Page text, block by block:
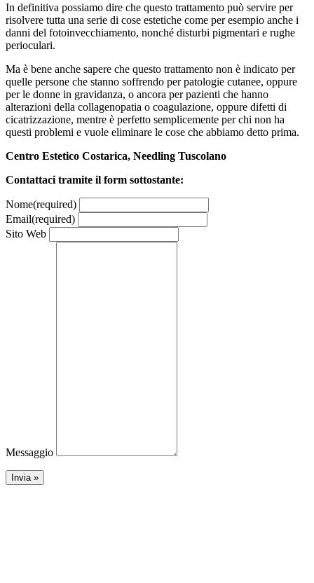
In definitiva possiamo dire che questo trattamento può servire per
risolvere tutta una serie di cose estetiche come per esempio anche i
danni del fotoinvecchiamento, nonché disturbi pigmentari e rughe
perioculari.
Ma è bene anche sapere che questo trattamento non è indicato per
quelle persone che stanno soffrendo per patologie cutanee, oppure
per le donne in gravidanza, o ancora per pazienti che hanno
alterazioni della collagenopatia o coagulazione, oppure difetti di
cicatrizzazione, mentre è perfetto semplicemente per chi non ha
questi problemi e vuole eliminare le cose che abbiamo detto prima.
Centro Estetico Costarica, Needling Tuscolano
Contattaci tramite il form sottostante:
Nome(required)
Email(required)
Sito Web
Messaggio